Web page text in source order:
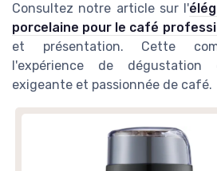
Consultez notre article sur l'
porcelaine pour le café
et présentation. Cette
l'expérience de
exigeante et passionnée de café.